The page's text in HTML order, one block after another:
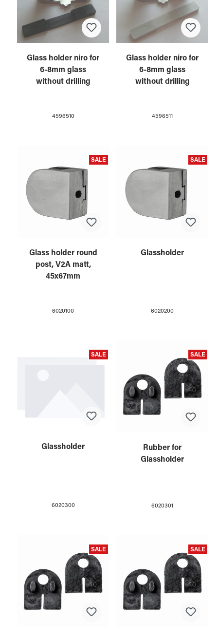
Glass holder niro for
6-8mm glass
without drilling
4596510
Glass holder niro for
6-8mm glass
without drilling
4596511
SALE
Glass holder round
post, V2A matt,
45x67mm
6020100
SALE
Glassholder
6020200
SALE
Glassholder
6020300
SALE
Rubber for
Glassholder
6020301
SALE SALE